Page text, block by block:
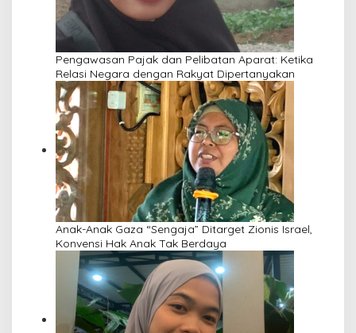
Pengawasan Pajak dan Pelibatan Aparat: Ketika
Relasi Negara dengan Rakyat Dipertanyakan
Anak-Anak Gaza “Sengaja” Ditarget Zionis Israel,
Konvensi Hak Anak Tak Berdaya